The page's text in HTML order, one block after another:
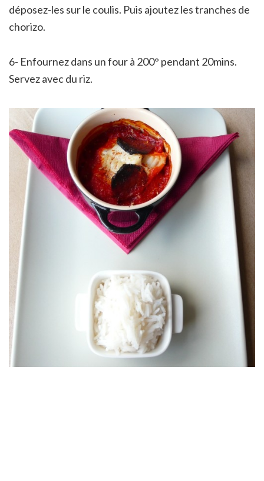
déposez-les sur le coulis. Puis ajoutez les tranches de
chorizo.
6- Enfournez dans un four à 200° pendant 20mins.
Servez avec du riz.